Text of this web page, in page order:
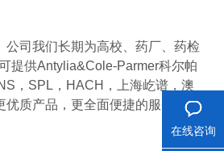
公司我们长期为高校、药厂、药检
提供Antylia&Cole-Parmer科尔帕
，SPL，HACH，上海屹谱，澳
质产品，更全面便捷的服务，让
在线咨询